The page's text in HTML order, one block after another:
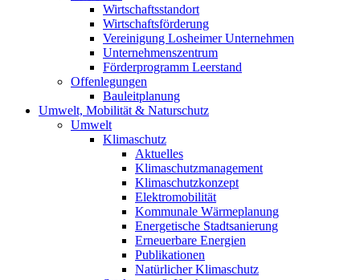
Wirtschaftsstandort
Wirtschaftsförderung
Vereinigung Losheimer Unternehmen
Unternehmenszentrum
Förderprogramm Leerstand
Offenlegungen
Bauleitplanung
Umwelt, Mobilität & Naturschutz
Umwelt
Klimaschutz
Aktuelles
Klimaschutzmanagement
Klimaschutzkonzept
Elektromobilität
Kommunale Wärmeplanung
Energetische Stadtsanierung
Erneuerbare Energien
Publikationen
Natürlicher Klimaschutz